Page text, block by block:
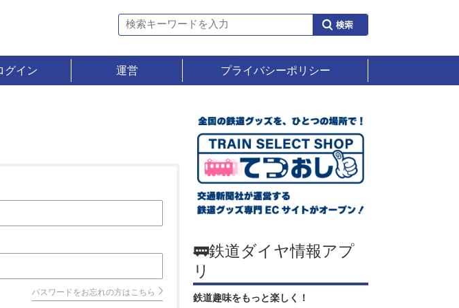
グイン 運営 プライバシーポリシー
パスワードをお忘れの方はこちら
🚃鉄道ダイヤ情報アプ
リ
鉄道趣味をもっと楽しく！